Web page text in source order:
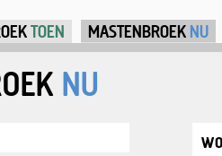
TOEN MASTENBROEK NU
NU